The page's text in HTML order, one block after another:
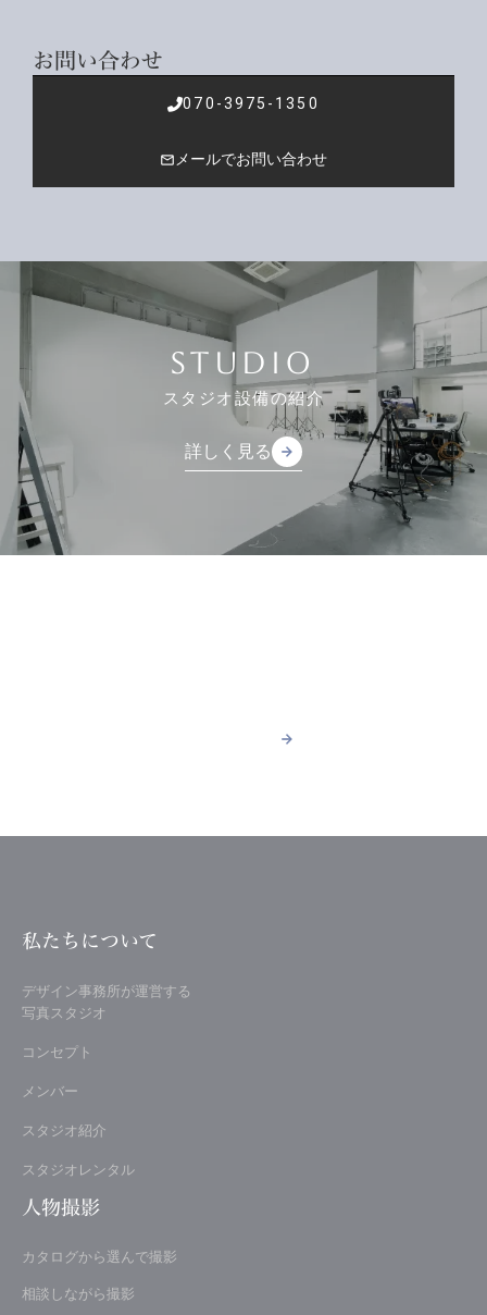
お問い合わせ
070-3975-1350
mail_outline メールでお問い合わせ
STUDIO
スタジオ設備の紹介
詳しく見る
詳しく見る
arrow_forward
arrow_forward
arrow_forward
arrow_forward
私たちについて
デザイン事務所が運営する
写真スタジオ
コンセプト
メンバー
スタジオ紹介
スタジオレンタル
人物撮影
カタログから選んで撮影
相談しながら撮影